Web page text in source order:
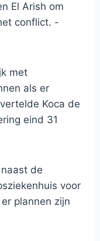
El Arish om
conflict. -
met
als er
Koca de
eind 31
de
voor
plannen zijn